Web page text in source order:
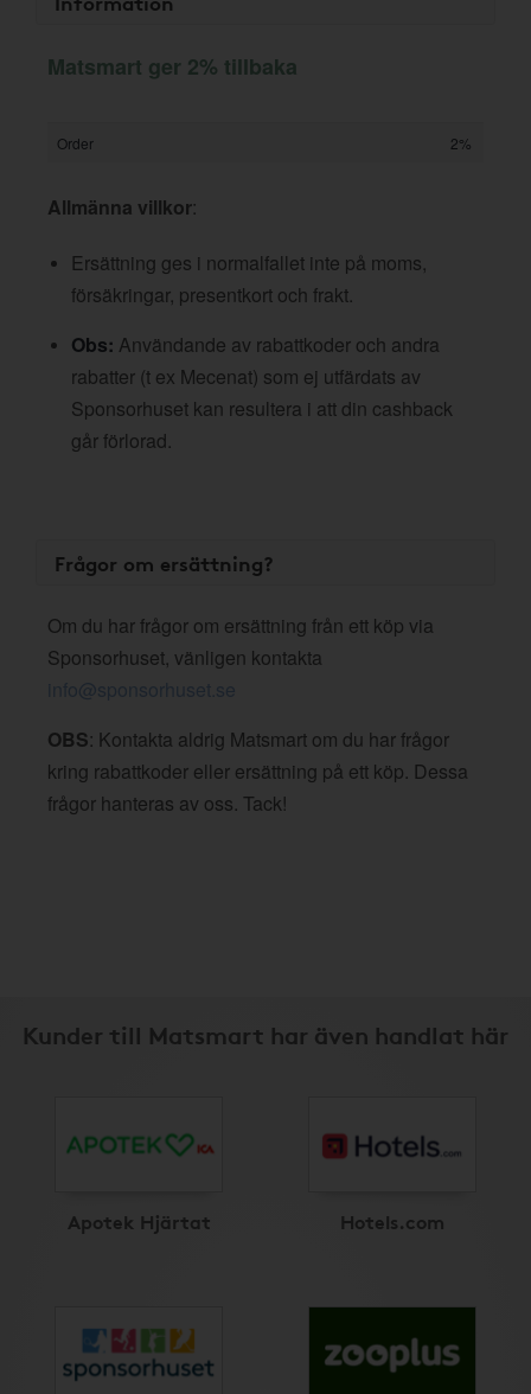
Matsmart ger 2% tillbaka
Order 2%
Allmänna villkor:
Ersättning ges i normalfallet inte på moms,
försäkringar, presentkort och frakt.
Obs: Användande av rabattkoder och andra
rabatter (t ex Mecenat) som ej utfärdats av
Sponsorhuset kan resultera i att din cashback
går förlorad.
Frågor om ersättning?
Om du har frågor om ersättning från ett köp via
Sponsorhuset, vänligen kontakta
info@sponsorhuset.se
OBS: Kontakta aldrig Matsmart om du har frågor
kring rabattkoder eller ersättning på ett köp. Dessa
frågor hanteras av oss. Tack!
Kunder till Matsmart har även handlat här
Apotek Hjärtat Hotels.com